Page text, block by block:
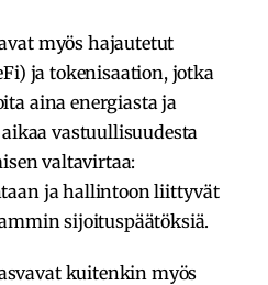
myös hajautetut
ja tokenisaation, jotka
aina energiasta ja
vastuullisuudesta
valtavirtaa:
ja hallintoon liittyvät
sijoituspäätöksiä.
kuitenkin myös